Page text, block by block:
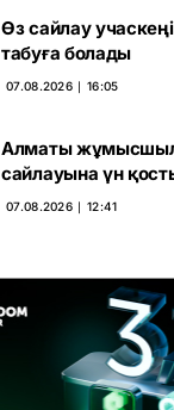
Өз сайлау
табуға болады
07.08.2026 ∣ 16:05
Алматы
сайлауына үн
07.08.2026 ∣ 12:41